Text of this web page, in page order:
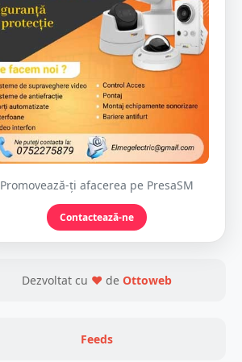
Promovează-ți afacerea pe PresaSM
Contactează-ne
Dezvoltat cu ❤ de Ottoweb
Feeds